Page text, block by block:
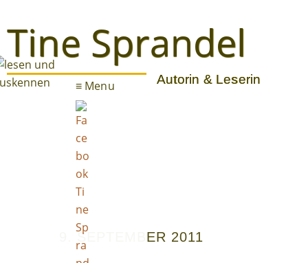
Tine Sprandel
Autorin & Leserin
≡ Menu
9. SEPTEMBER 2011